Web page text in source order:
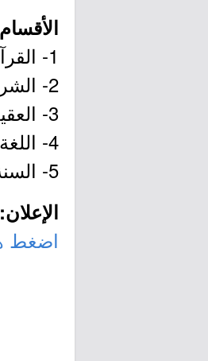
1- القرآن وعلومه.
2- الشريعة.
3- العقيدة.
4- اللغة العربية.
5- السنة وعلومها.
الإعلان:
اضغط